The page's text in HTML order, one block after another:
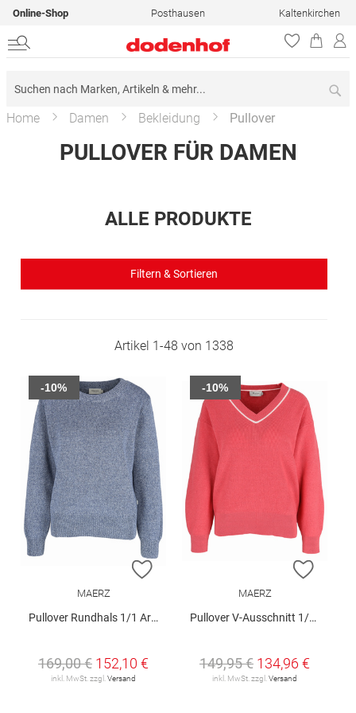
Online-Shop Posthausen Kaltenkirchen
Home Damen Bekleidung Pullover
PULLOVER FÜR DAMEN
ALLE PRODUKTE
Filtern & Sortieren
Artikel 1-48 von 1338
ZUR WUNSCHLISTE HINZUFÜGEN
MAERZ
Pullover Rundhals 1/1 Arm
169,00 € 152,10 €
inkl. MwSt. zzgl. Versand
-10%
ZUR
MAERZ
Pullover V-Ausschnitt 1/1 Arm
149,95 € 134,96 €
inkl. MwSt. zzgl. Versand
-10%